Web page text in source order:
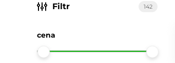
Filtr 142
cena